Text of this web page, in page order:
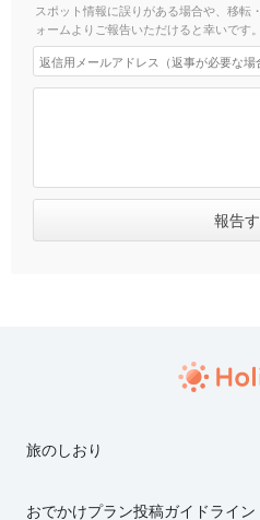
スポット情報に誤りがある場合や、移転
ォームよりご報告いただけると幸いです。
旅のしおり
おでかけプラン投稿ガイドライン